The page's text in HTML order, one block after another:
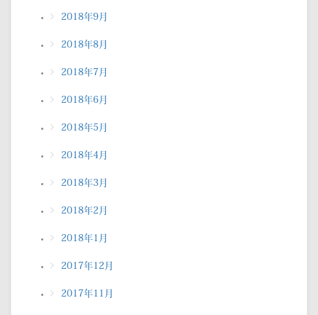
2018年9月
2018年8月
2018年7月
2018年6月
2018年5月
2018年4月
2018年3月
2018年2月
2018年1月
2017年12月
2017年11月